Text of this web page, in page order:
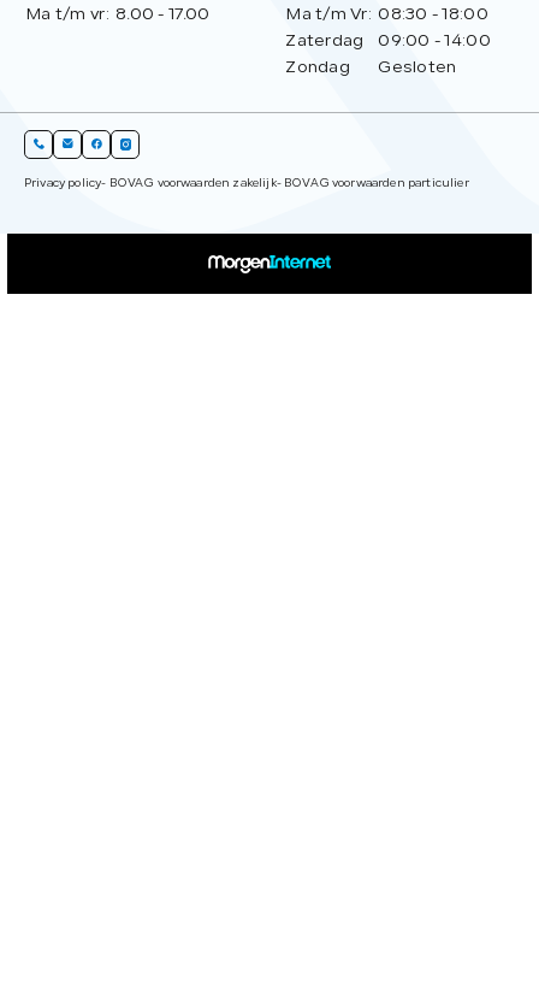
Ma t/m vr: 8.00 - 17.00 Ma t/m Vr: 08:30 - 18:00
Zaterdag
09:00 - 14:00
Zondag
Gesloten
Privacy policy- BOVAG voorwaarden zakelijk- BOVAG voorwaarden particulier